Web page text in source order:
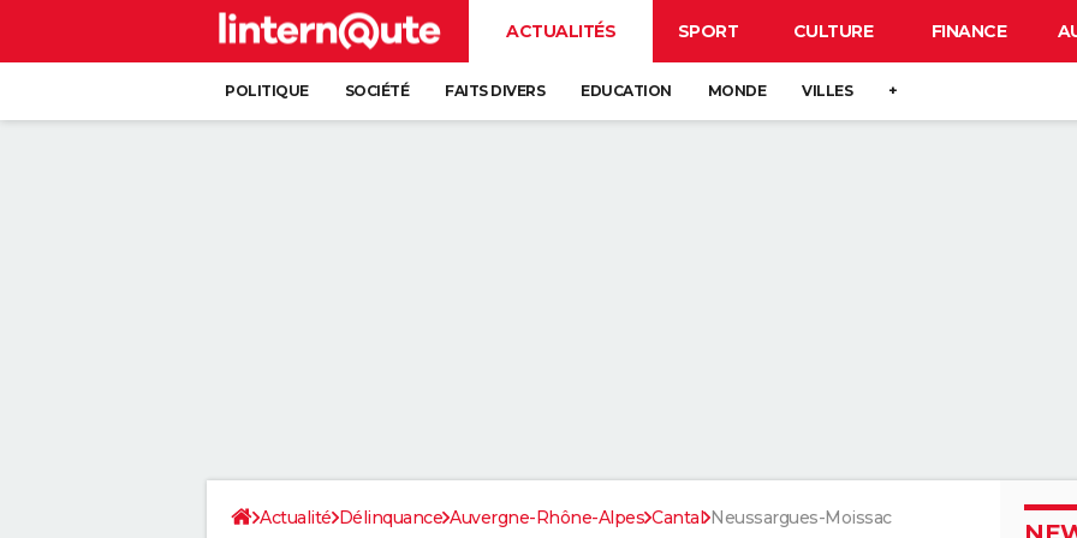
ACTUALITÉS SPORT CULTURE FINANCE
POLITIQUE SOCIÉTÉ FAITS DIVERS EDUCATION MONDE VILLES +
Actualité Délinquance Auvergne-Rhône-Alpes Cantal Neussargues-Moissac